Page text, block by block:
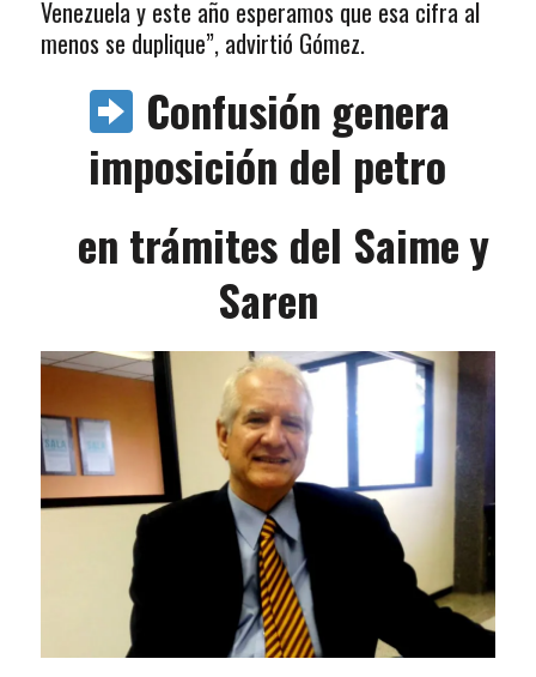
Venezuela y este año esperamos que esa cifra al
menos se duplique”, advirtió Gómez.
Confusión genera
imposición del petro
en trámites del Saime y
Saren